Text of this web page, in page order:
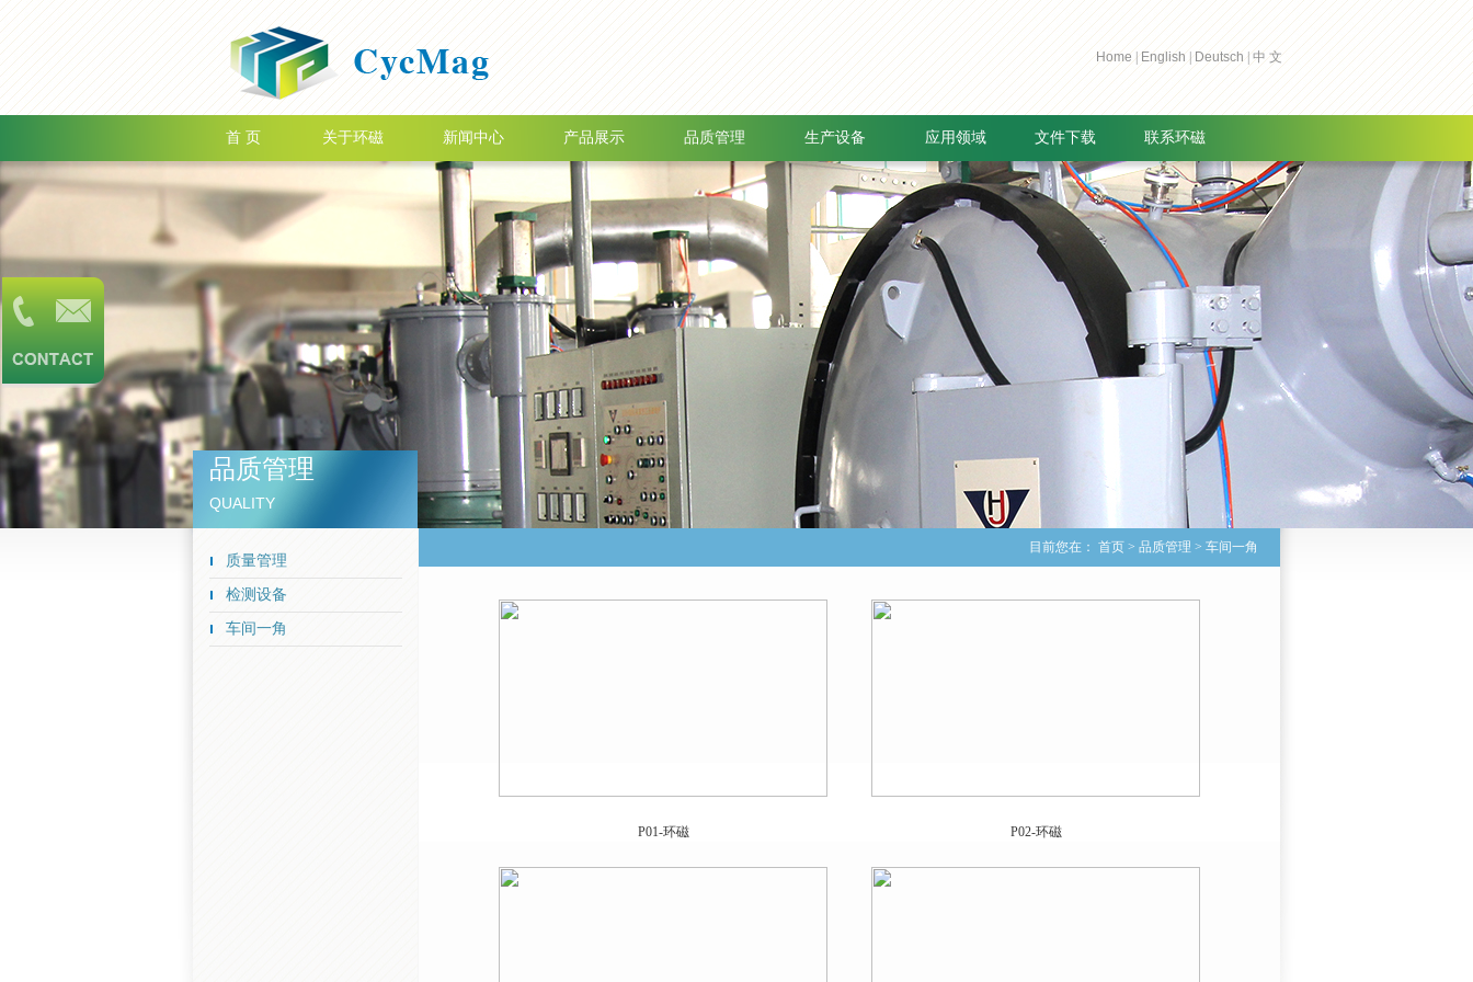
Home|English| Deutsch|中 文
首 页 关于环磁 新闻中心 产品展示 品质管理 生产设备 应用领域 文件下载 联系环磁
品质管理
QUALITY
质量管理
检测设备
车间一角
目前您在： 首页 > 品质管理 > 车间一角
P01-环磁 P02-环磁